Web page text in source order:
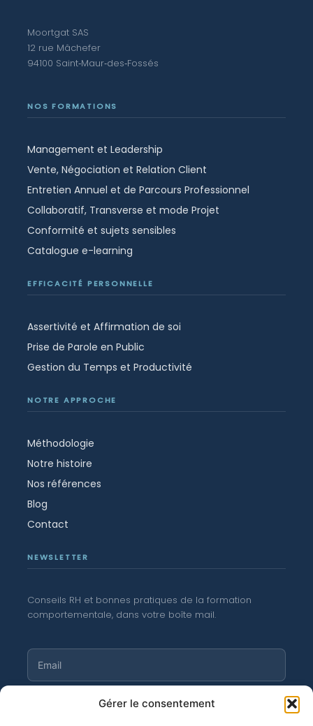
Gérer le consentement
Moortgat SAS
12 rue Mâchefer
94100 Saint‑Maur‑des‑Fossés
NOS FORMATIONS
Management et Leadership
Vente, Négociation et Relation Client
Entretien Annuel et de Parcours Professionnel
Collaboratif, Transverse et mode Projet
Conformité et sujets sensibles
Catalogue e-learning
EFFICACITÉ PERSONNELLE
Assertivité et Affirmation de soi
Prise de Parole en Public
Gestion du Temps et Productivité
NOTRE APPROCHE
Méthodologie
Notre histoire
Nos références
Blog
Contact
NEWSLETTER
Conseils RH et bonnes pratiques de la formation
comportementale, dans votre boîte mail.
S'abonner